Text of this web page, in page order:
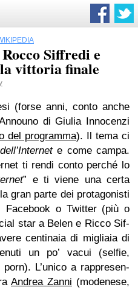
Siffredi e
vittoria finale
(forse anni, conto anche
di Giu­lia Inno­cenzi
del pro­gramma). Il tema ci
e come campa.
ti rendi conto per­ché lo
” e ti viene una certa
gran parte dei pro­ta­go­ni­sti
o Twit­ter (più o
star a Belen e Ricco Sif­
cen­ti­naia di migliaia di
un po’ vacui (sel­fie,
L’unico a rap­pre­sen­
Andrea Zanni (mode­nese,